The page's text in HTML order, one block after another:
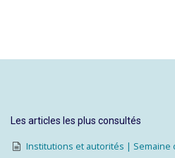
Les articles les plus consultés
Institutions et autorités | Semaine